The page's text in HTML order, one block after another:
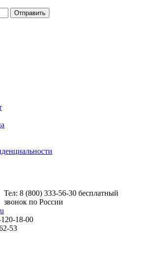
Тел: 8 (800) 333-56-30 бесплатный
звонок по России
18-00
53